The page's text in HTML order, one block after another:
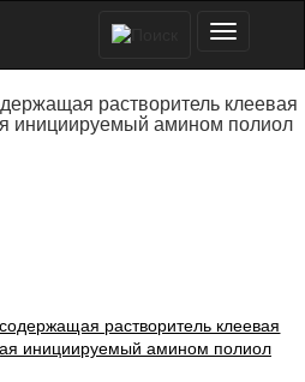
растворитель клеевая
инициируемый амином полиол